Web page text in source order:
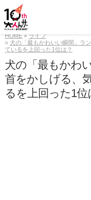
HOME
ライフ
犬の「最もかわいい瞬間」ラ
ているを上回った1位は？
犬の「最もかわ
首をかしげる、
るを上回った1位